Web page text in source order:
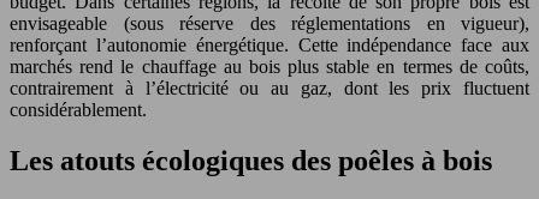
envisageable (sous réserve des réglementations en vigueur),
renforçant l’autonomie énergétique. Cette indépendance face aux
marchés rend le chauffage au bois plus stable en termes de coûts,
contrairement à l’électricité ou au gaz, dont les prix fluctuent
considérablement.
Les atouts écologiques des poêles à bois